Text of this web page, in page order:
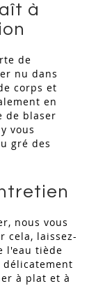
à
de
nu dans
corps et
en
de blaser
vous
gré des
nous vous
cela, laissez-
l'eau tiède
délicatement
à plat et à